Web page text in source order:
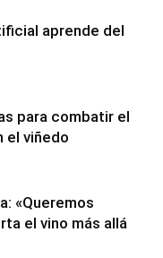
aprende del
para combatir el
el viñedo
«Queremos
el vino más allá